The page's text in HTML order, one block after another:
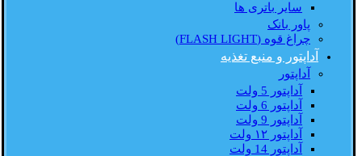
سایر باتری ها
پاور بانک
چراغ قوه (FLASH LIGHT)
آداپتور و منبع تغذیه
آداپتور
آداپتور 5 ولت
آداپتور 6 ولت
آداپتور 9 ولت
آداپتور ۱۲ ولت
آداپتور 14 ولت